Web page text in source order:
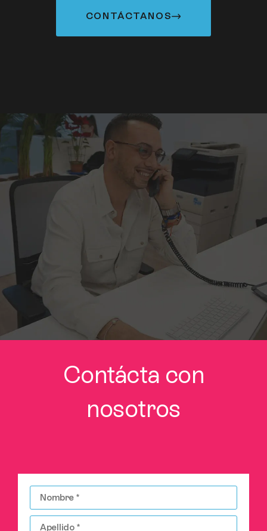
CONTÁCTANOS
Contácta con
nosotros